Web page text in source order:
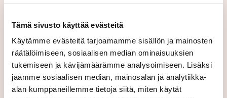
Tämä sivusto käyttää evästeitä
Käytämme evästeitä tarjoamamme sisällön ja mainosten
räätälöimiseen, sosiaalisen median ominaisuuksien
tukemiseen ja kävijämäärämme analysoimiseen. Lisäksi
jaamme sosiaalisen median, mainosalan ja analytiikka-
alan kumppaneillemme tietoja siitä, miten käytät
Talling, sähköverkkopäällikkö, 040 192 2803
Tilaa tiedotteet: